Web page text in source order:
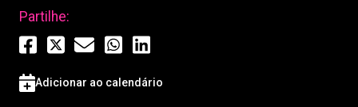
Partilhe:
Adicionar ao calendário